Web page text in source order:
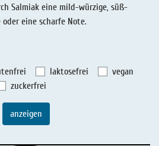
Dosen
Salmiak eine mild-würzige, süß-
eine scharfe Note.
laktosefrei
vegan
zuckerfrei
anzeigen